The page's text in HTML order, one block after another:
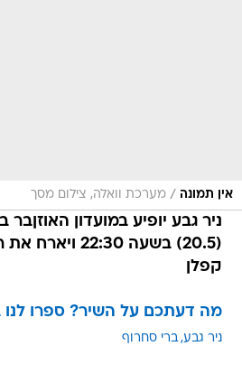
אין תמונה / מערכת וואלה, צילום מסך
ניר גבע יופיע במועדון האוזןבר
(20.5) בשעה 22:30
ויארח את
קפלן
מה דעתכם על השיר? ספרו לנו
ניר גבע ברי סחרוף